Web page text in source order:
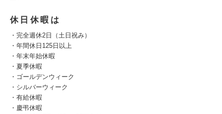
休日休暇は
・完全週休2日（土日祝み）
・年間休日125日以上
・年末年始休暇
・夏季休暇
・ゴールデンウィーク
・シルバーウィーク
・有給休暇
・慶弔休暇